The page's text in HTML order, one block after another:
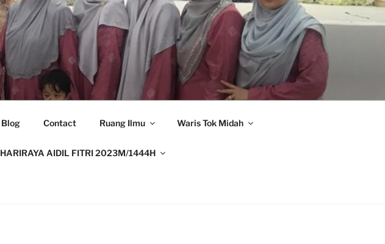
Blog Contact Ruang Ilmu Waris Tok Midah
HARIRAYA AIDIL FITRI 2023M/1444H